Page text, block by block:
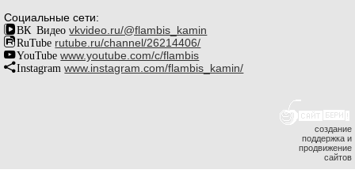
Социальные сети:
ВК Видео vkvideo.ru/@flambis_kamin
RuTube rutube.ru/channel/26214406/
YouTube www.youtube.com/c/flambis
Instagram www.instagram.com/flambis_kamin/
создание
поддержка и
продвижение
сайтов